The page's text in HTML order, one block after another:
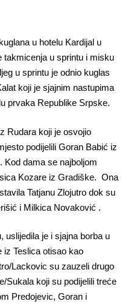
u hotelu Kardijal u
takmicenja u sprintu i misku
u sprintu je odnio kuglas
koji je sjajnim nastupima
prvaka Republike Srpske.
Rudara koji je osvojio
podijelili Goran Babić iz
Kod dama se najboljom
Kozare iz Gradiške. Ona
Tatjanu Zlojutro dok su
i Milkica Novaković .
uslijedila je i sjajna borba u
Teslica otisao kao
Lackovic su zauzeli drugo
Sukala koji su podijelili treće
Predojevic, Goran i